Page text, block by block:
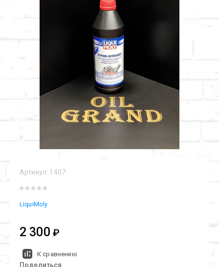
Артикул: 1407
LiquiMoly
2 300 ₽
К сравнению
Поделиться